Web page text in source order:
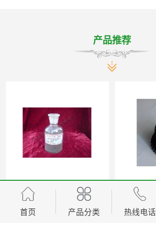
产品推荐
焦作高温漆规格 点击了解
首页 产品分类 热线电话